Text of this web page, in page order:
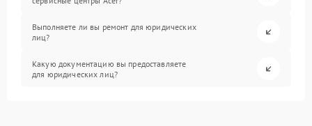
Выполняете ли вы ремонт для юридических
лиц?
Какую документацию вы предоставляете
для юридических лиц?